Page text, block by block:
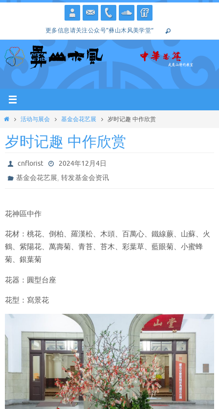
容
更多信息请关注公众号”彝山木风美学堂“
Home活动与展会 基金会花艺展 岁时记趣 中作欣赏
岁时记趣 中作欣赏
cnflorist
2024年12月4日
基金会花艺展,转发基金会资讯
花神區中作
花材：桃花、倒柏、羅漢松、木頭、百萬心、鐵線蕨、山蘇、火
鶴、紫陽花、萬壽菊、青苔、苔木、彩葉草、藍眼菊、小蜜蜂
菊、銀葉菊
花器：圓型台座
花型：寫景花